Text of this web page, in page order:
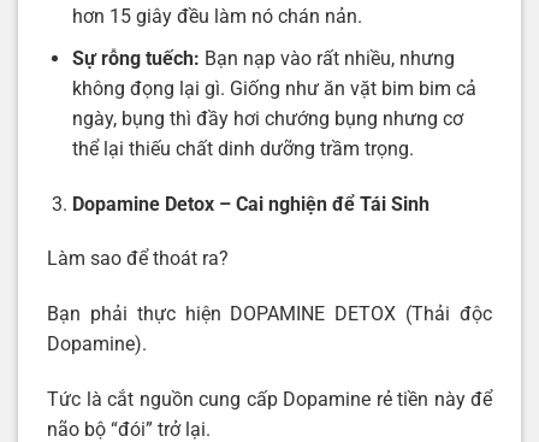
hơn 15 giây đều làm nó chán nản.
Sự rỗng tuếch: Bạn nạp vào rất nhiều, nhưng
không đọng lại gì. Giống như ăn vặt bim bim cả
ngày, bụng thì đầy hơi chướng bụng nhưng cơ
thể lại thiếu chất dinh dưỡng trầm trọng.
Dopamine Detox – Cai nghiện để Tái Sinh
Làm sao để thoát ra?
Bạn phải thực hiện DOPAMINE DETOX (Thải độc
Dopamine).
Tức là cắt nguồn cung cấp Dopamine rẻ tiền này để
não bộ “đói” trở lại.